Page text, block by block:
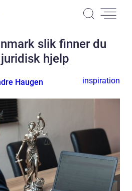
slik finner du
hjelp
Haugen inspiration